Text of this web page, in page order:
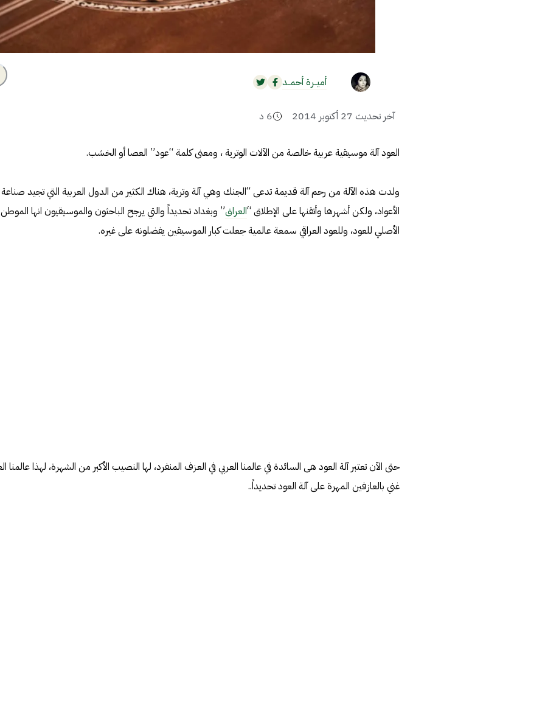
أميــرة أحمــد
آخر تحديث 27 أكتوبر 2014 6 د
العود آلة موسيقية عربية خالصة من الآلات الوترية ، ومعنى كلمة “عود” العصا أو الخشب.
ولدت هذه الآلة من رحم آلة قديمة تدعى “الجنك وهي آلة وترية، هناك الكثير من الدول العربية التي تجيد صناعة
الأعواد، ولكن أشهرها وأتقنها على الإطلاق “العراق” وبغداد تحديداً والتي يرجح الباحثون والموسيقيون انها الموطن
الأصلي للعود، وللعود العراقي سمعة عالمية جعلت كبار الموسيقين يفضلونه على غيره.
حتى الآن تعتبر آلة العود هى السائدة في عالمنا العربي في العزف المنفرد، لها النصيب الأكبر من الشهرة، لهذا عالمنا
غني بالعازفين المهرة على آلة العود تحديداً..